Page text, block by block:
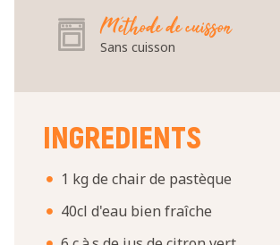
Méthode de cuisson
Sans cuisson
INGREDIENTS
1 kg de chair de pastèque
40cl d'eau bien fraîche